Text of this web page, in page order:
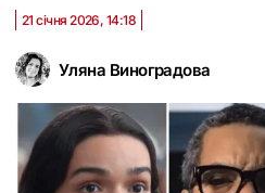
Уляна Виноградова
21 січня 2026, 14:18